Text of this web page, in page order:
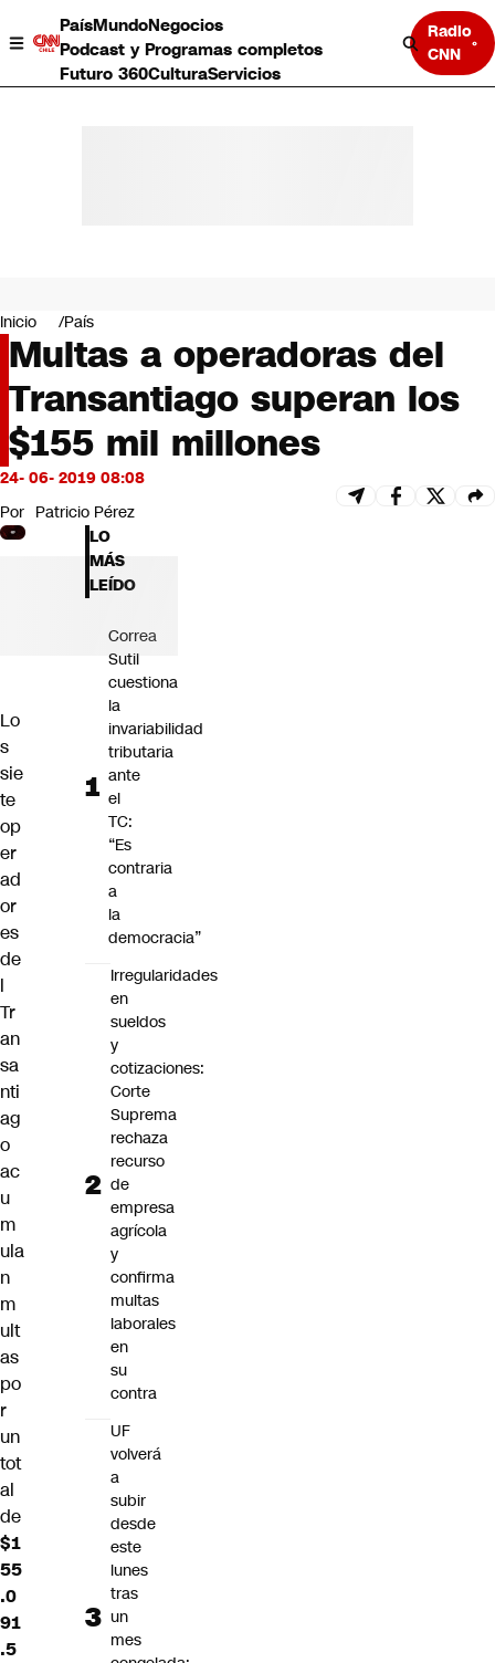
PaísMundoNegocios
Podcast y Programas completos
Futuro 360CulturaServicios
Radio
CNN
Negocios
Deportes
Programas completos
Cultura
Servicios
Bits
CNN Data
CNN tiempo
Futuro 360
Opinión
Inicio País
Multas a operadoras del
Transantiago superan los
$155 mil millones
24- 06- 2019 08:08
Por Patricio Pérez
Lo
s
sie
te
op
er
ad
or
es
de
l
Tr
an
sa
nti
ag
o
ac
u
m
ula
n
m
ult
as
po
r
un
tot
al
de
$1
55
.0
91
.5
LO
MÁS
LEÍDO
Correa
Sutil
cuestiona
la
invariabilidad
tributaria
ante
el
TC:
“Es
contraria
a
la
democracia”
Irregularidades
en
sueldos
y
cotizaciones:
Corte
Suprema
rechaza
recurso
de
empresa
agrícola
y
confirma
multas
laborales
en
su
contra
UF
volverá
a
subir
desde
este
lunes
tras
un
mes